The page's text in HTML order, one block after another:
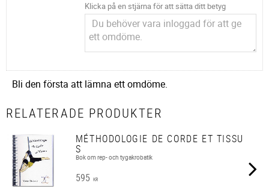
Klicka på en stjärna för att sätta ditt betyg
Bli den första att lämna ett omdöme.
RELATERADE PRODUKTER
MÉTHODOLOGIE DE CORDE ET TISSU
S
Bok om rep- och tygakrobatik
595 KR